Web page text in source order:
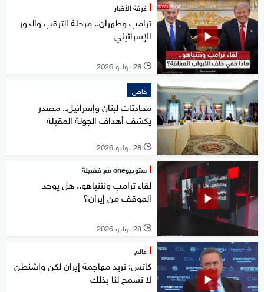
غرفة الأخبار
ترامب وطهران.. مرحلة الترقب والدور
الإسرائيلي
l 28 يوليو 2026
خاص
محادثات لبنان وإسرائيل.. مصدر
يكشف أهداف الجولة المقبلة
l 28 يوليو 2026
ستوديوone مع فضيلة
لقاء ترامب ونتنياهو.. هل يوحد
الموقف من إيران؟
l 28 يوليو 2026
عالم
كاتس: نريد مهاجمة إيران لكن واشنطن
لا تسمح لنا بذلك